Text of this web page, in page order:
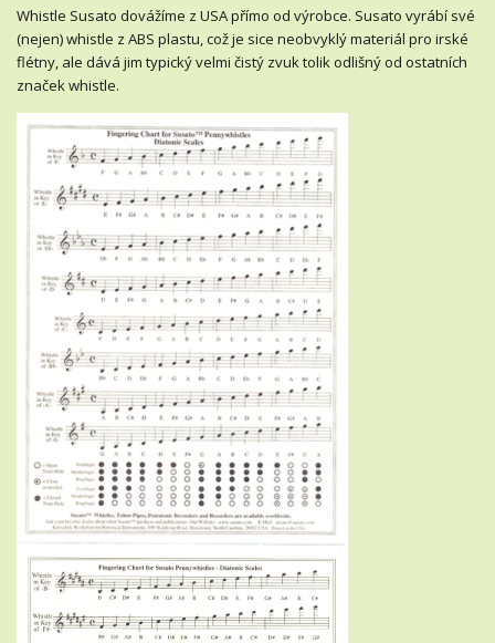
Whistle Susato dovážíme z USA přímo od výrobce. Susato vyrábí své
(nejen) whistle z ABS plastu, což je sice neobvyklý materiál pro irské
flétny, ale dává jim typický velmi čistý zvuk tolik odlišný od ostatních
značek whistle.